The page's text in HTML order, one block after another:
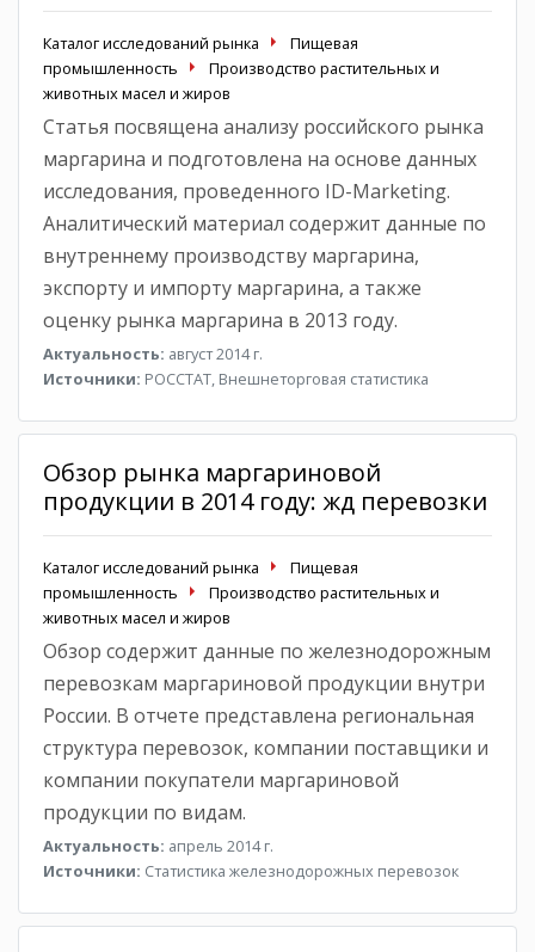
Каталог исследований рынка
Пищевая
промышленность
Производство растительных и
животных масел и жиров
Статья посвящена анализу российского рынка
маргарина и подготовлена на основе данных
исследования, проведенного ID-Marketing.
Аналитический материал содержит данные по
внутреннему производству маргарина,
экспорту и импорту маргарина, а также
оценку рынка маргарина в 2013 году.
Актуальность: август 2014 г.
Источники: РОССТАТ, Внешнеторговая статистика
Обзор рынка маргариновой
продукции в 2014 году: жд перевозки
Каталог исследований рынка
Пищевая
промышленность
Производство растительных и
животных масел и жиров
Обзор содержит данные по железнодорожным
перевозкам маргариновой продукции внутри
России. В отчете представлена региональная
структура перевозок, компании поставщики и
компании покупатели маргариновой
продукции по видам.
Актуальность: апрель 2014 г.
Источники: Статистика железнодорожных перевозок